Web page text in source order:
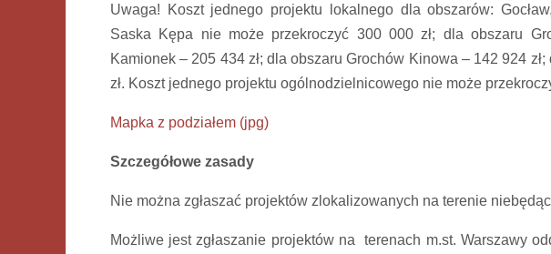
Uwaga! Koszt jednego projektu lokalnego dla obszarów:
Saska Kępa nie może przekroczyć 300 000 zł; dla obszaru
Kamionek – 205 434 zł; dla obszaru Grochów Kinowa – 142 924
zł. Koszt jednego projektu ogólnodzielnicowego nie może
Mapka z podziałem (jpg)
Szczegółowe zasady
Nie można zgłaszać projektów zlokalizowanych na terenie
Możliwe jest zgłaszanie projektów na terenach m.st. Warszawy